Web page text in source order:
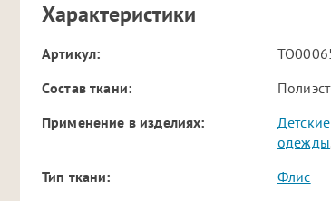
Характеристики
Артикул:
Cостав ткани:
Применение в изделиях:
одежды
Тип ткани:
Флис